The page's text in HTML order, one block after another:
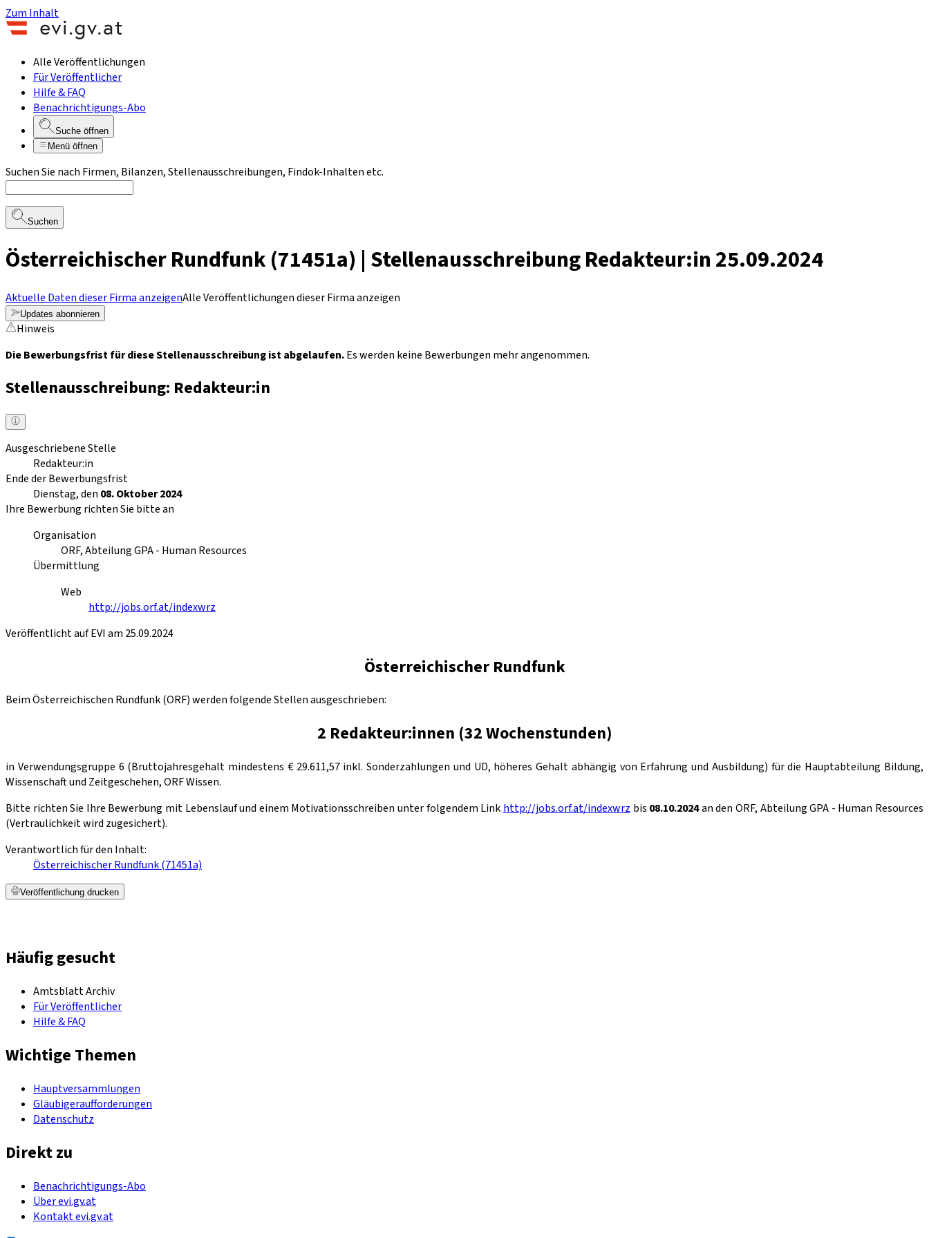
Zum Inhalt
Alle Veröffentlichungen
Für Veröffentlicher
Hilfe & FAQ
Benachrichtigungs-Abo
Suche öffnen
Menü öffnen
Suchen Sie nach Firmen, Bilanzen, Stellenausschreibungen, Findok-Inhalten etc.
Suchen
Österreichischer Rundfunk (71451a) | Stellenausschreibung Redakteur:in 25.09.2024
Aktuelle Daten dieser Firma anzeigenAlle Veröffentlichungen dieser Firma anzeigen
Updates abonnieren
Hinweis
Die Bewerbungsfrist für diese Stellenausschreibung ist abgelaufen.Es werden keine Bewerbungen mehr angenommen.
Stellenausschreibung: Redakteur:in
Ausgeschriebene Stelle
Redakteur:in
Ende der Bewerbungsfrist
Dienstag, den 08. Oktober 2024
Ihre Bewerbung richten Sie bitte an
Organisation
ORF, Abteilung GPA - Human Resources
Übermittlung
Web
http://jobs.orf.at/indexwrz
Veröffentlicht auf EVI am 25.09.2024
Österreichischer Rundfunk
Beim Österreichischen Rundfunk (ORF) werden folgende Stellen ausgeschrieben:
2 Redakteur:innen (32 Wochenstunden)
in Verwendungsgruppe 6 (Bruttojahresgehalt mindestens € 29.611,57 inkl. Sonderzahlungen und UD, höheres Gehalt abhängig von Erfahrung und Ausbildung) für die Hauptabteilung Bildung,
Wissenschaft und Zeitgeschehen, ORF Wissen.
Bitte richten Sie Ihre Bewerbung mit Lebenslauf und einem Motivationsschreiben unter folgendem Link http://jobs.orf.at/indexwrz bis 08.10.2024an den ORF, Abteilung GPA - Human Resources
(Vertraulichkeit wird zugesichert).
Verantwortlich für den Inhalt:
Österreichischer Rundfunk (71451a)
Veröffentlichung drucken
Häufig gesucht
Amtsblatt Archiv
Für Veröffentlicher
Hilfe & FAQ
Wichtige Themen
Hauptversammlungen
Gläubigeraufforderungen
Datenschutz
Direkt zu
Benachrichtigungs-Abo
Über evi.gv.at
Kontakt evi.gv.at